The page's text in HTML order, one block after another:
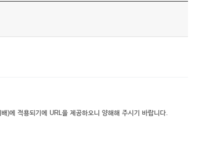
)에 적용되기에 URL을 제공하오니 양해해 주시기 바랍니다.